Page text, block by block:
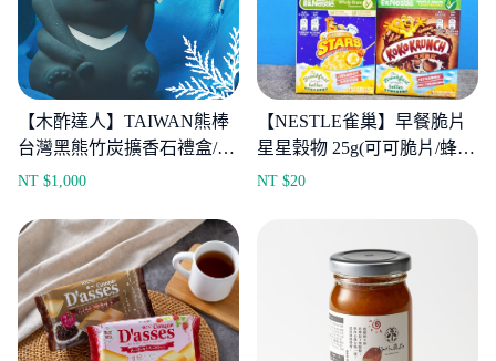
【木酢達人】TAIWAN熊棒
台灣黑熊竹炭擴香石禮盒/林
業署花蓮分署x中華棒協-限
NT $1,000
【NESTLE雀巢】早餐脆片
星星穀物 25g(可可脆片/蜂
蜜)
NT $20